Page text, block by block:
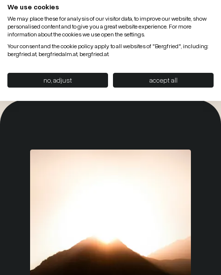
500m2 Kinderparadies
Bei uns wird Familienfreude GROSS geschrieben.
Hier gibts die Coolen KIDS & TEENS Indoorwelt bis
hin zur Megawasser Rutsche... & Kinderbetreuung
We use cookies
We may place these for analysis of our visitor data, to improve our website, show
personalised content and to give you a great website experience. For more
information about the cookies we use open the settings.
Your consent and the cookie policy apply to all websites of "Bergfried", including:
bergfried.at, bergfriedalm.at, bergfried.at.
no, adjust accept all